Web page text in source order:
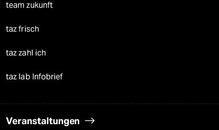
team zukunft
taz frisch
taz zahl ich
taz lab Infobrief
Veranstaltungen